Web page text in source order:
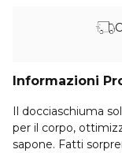
Informazioni
Il docciaschiuma
per il corpo,
sapone. Fatti